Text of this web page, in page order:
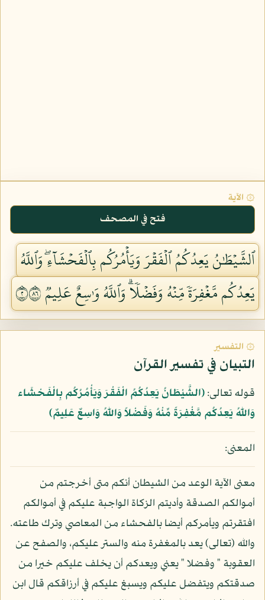
۞ الآية
فتح في المصحف
ٱلشَّيۡطَٰنُ يَعِدُكُمُ ٱلۡفَقۡرَ وَيَأۡمُرُكُم بِٱلۡفَحۡشَآءِۖ وَٱللَّهُ
يَعِدُكُم مَّغۡفِرَةٗ مِّنۡهُ وَفَضۡلٗاۗ وَٱللَّهُ وَٰسِعٌ عَلِيمٞ ٢٦٨
۞ التفسير
التبيان في تفسير القرآن
قوله تعالى:﴿الشَّيْطَانُ يَعِدُكُمُ الْفَقْرَ وَيَأْمُرُكُم بِالْفَحْشَاء
وَاللّهُ يَعِدُكُم مَّغْفِرَةً مِّنْهُ وَفَضْلاً وَاللّهُ وَاسِعٌ عَلِيمٌ﴾
المعنى:
معنى الآية الوعد من الشيطان أنكم متى أخرجتم من
أموالكم الصدقة وأديتم الزكاة الواجبة عليكم في أموالكم
افتقرتم ويأمركم أيضا بالفحشاء من المعاصي وترك طاعته.
والله (تعالى) يعد بالمغفرة منه والستر عليكم، والصفح عن
العقوبة " وفضلا " يعني ويعدكم أن يخلف عليكم خيرا من
صدقتكم ويتفضل عليكم ويسبغ عليكم في أرزاقكم قال ابن